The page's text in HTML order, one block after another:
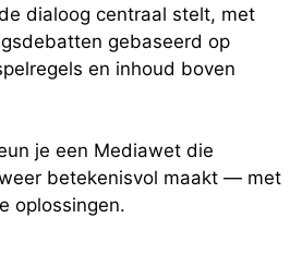
dialoog centraal stelt, met
gebaseerd op
en inhoud boven
je een Mediawet die
betekenisvol maakt — met
oplossingen.